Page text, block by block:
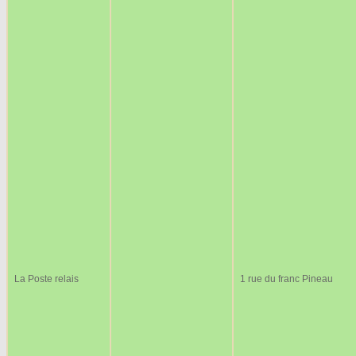
La Poste relais 1 rue du franc Pineau